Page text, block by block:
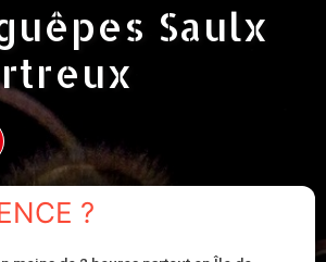
Saulx
?